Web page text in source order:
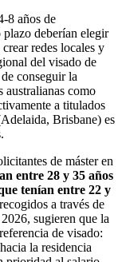
8 años de
deberían elegir
redes locales y
del visado de
conseguir la
australianas como
a titulados
Brisbane) es
de máster en
entre 28 y 35 años
tenían entre 22 y
a través de
sugieren que la
de visado:
la residencia